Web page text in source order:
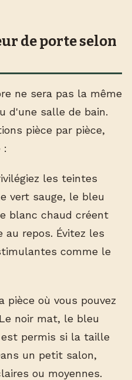
de porte selon
ne sera pas la même
d'une salle de bain.
pièce par pièce,
:
les teintes
vert sauge, le bleu
blanc chaud créent
au repos. Évitez les
comme le
pièce où vous pouvez
noir mat, le bleu
permis si la taille
un petit salon,
ou moyennes.